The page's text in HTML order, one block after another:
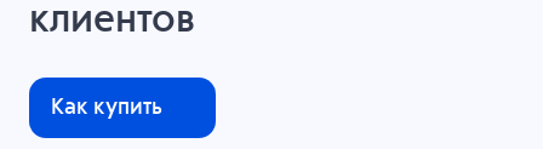
клиентов
Как купить